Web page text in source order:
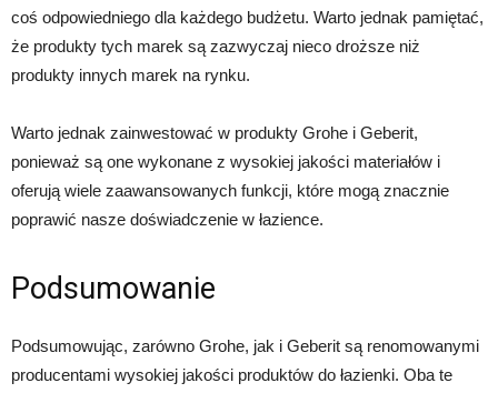
coś odpowiedniego dla każdego budżetu. Warto jednak pamiętać,
że produkty tych marek są zazwyczaj nieco droższe niż
produkty innych marek na rynku.
Warto jednak zainwestować w produkty Grohe i Geberit,
ponieważ są one wykonane z wysokiej jakości materiałów i
oferują wiele zaawansowanych funkcji, które mogą znacznie
poprawić nasze doświadczenie w łazience.
Podsumowanie
Podsumowując, zarówno Grohe, jak i Geberit są renomowanymi
producentami wysokiej jakości produktów do łazienki. Oba te